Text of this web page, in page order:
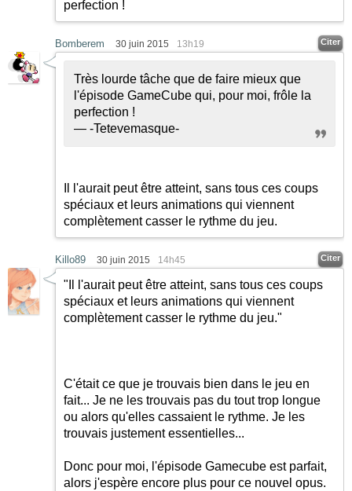
perfection !
Bomberem 30 juin 2015 13h19 Citer
Très lourde tâche que de faire mieux que
l'épisode GameCube qui, pour moi, frôle la
perfection !
— -Tetevemasque-
Il l'aurait peut être atteint, sans tous ces coups
spéciaux et leurs animations qui viennent
complètement casser le rythme du jeu.
Killo89 30 juin 2015 14h45 Citer
"Il l'aurait peut être atteint, sans tous ces coups
spéciaux et leurs animations qui viennent
complètement casser le rythme du jeu."
C'était ce que je trouvais bien dans le jeu en
fait... Je ne les trouvais pas du tout trop longue
ou alors qu'elles cassaient le rythme. Je les
trouvais justement essentielles...
Donc pour moi, l'épisode Gamecube est parfait,
alors j'espère encore plus pour ce nouvel opus.